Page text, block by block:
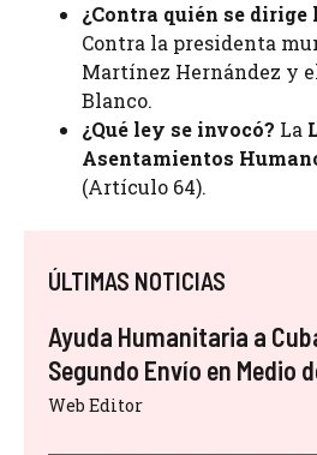
¿Contra quién se dirige
Contra la presidenta
Martínez Hernández y
Blanco.
¿Qué ley se invocó? La
Asentamientos
(Artículo 64).
ÚLTIMAS NOTICIAS
Ayuda Humanitaria a
Segundo Envío en Medio
Web Editor